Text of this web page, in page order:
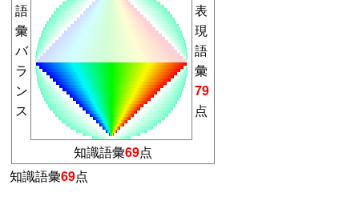
語
彙
バ
ラ
ン
ス
表
現
語
彙
79
点
知識語彙69点
知識語彙69点